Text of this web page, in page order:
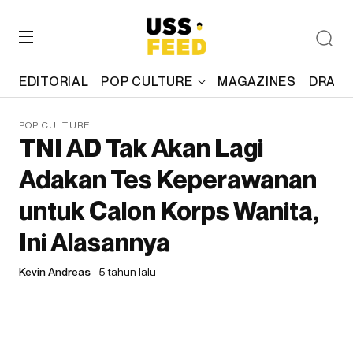
EDITORIAL POP CULTURE MAGAZINES
POP CULTURE
TNI AD Tak Akan Lagi
Adakan Tes Keperawanan
untuk Calon Korps Wanita,
Ini Alasannya
Kevin Andreas 5 tahun lalu